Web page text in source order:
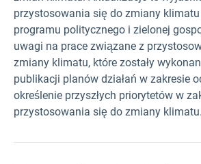
przystosowania się do zmiany
programu politycznego i zielonej
uwagi na prace związane z
zmiany klimatu, które zostały
publikacji planów działań w zakresie
określenie przyszłych priorytetów w
przystosowania się do zmiany klimatu.